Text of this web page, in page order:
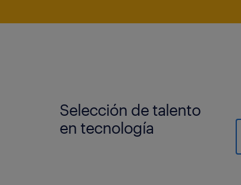
Selección de talento
en tecnología